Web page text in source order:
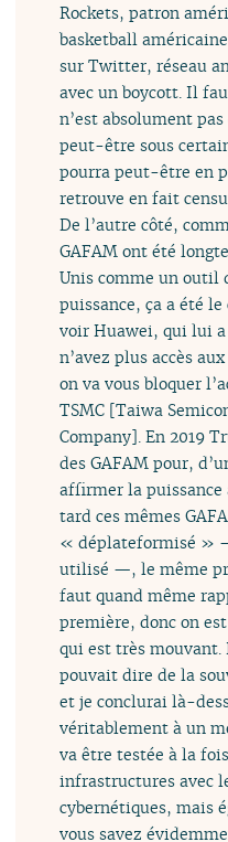
Rockets, patron
basketball
sur Twitter, réseau
avec un boycott. Il
n’est absolument
peut-être sous
pourra peut-être en
retrouve en fait
De l’autre côté,
GAFAM ont été
Unis comme un outil
puissance, ça a été
voir Huawei, qui lui
n’avez plus accès
on va vous bloquer
TSMC [Taiwa
Company]. En 2019
des GAFAM pour,
affirmer la puissance
tard ces mêmes
« déplateformisé »
utilisé —, le même
faut quand même
première, donc on
qui est très mouvant.
pouvait dire de la
et je conclurai là-
véritablement à un
va être testée à la
infrastructures avec
cybernétiques, mais
vous savez